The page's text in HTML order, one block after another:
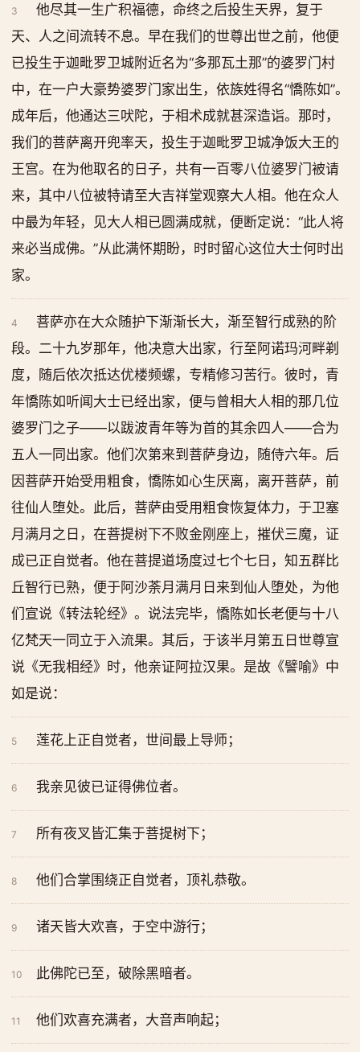
3
他尽其一生广积福德，命终之后投生天界，复于
天、人之间流转不息。早在我们的世尊出世之前，他便
已投生于迦毗罗卫城附近名为“多那瓦土那”的婆罗门村
中，在一户大豪势婆罗门家出生，依族姓得名“憍陈如”。
成年后，他通达三吠陀，于相术成就甚深造诣。那时，
我们的菩萨离开兜率天，投生于迦毗罗卫城净饭大王的
王宫。在为他取名的日子，共有一百零八位婆罗门被请
来，其中八位被特请至大吉祥堂观察大人相。他在众人
中最为年轻，见大人相已圆满成就，便断定说：“此人将
来必当成佛。”从此满怀期盼，时时留心这位大士何时出
家。
4
菩萨亦在大众随护下渐渐长大，渐至智行成熟的阶
段。二十九岁那年，他决意大出家，行至阿诺玛河畔剃
度，随后依次抵达优楼频螺，专精修习苦行。彼时，青
年憍陈如听闻大士已经出家，便与曾相大人相的那几位
婆罗门之子——以跋波青年等为首的其余四人——合为
五人一同出家。他们次第来到菩萨身边，随侍六年。后
因菩萨开始受用粗食，憍陈如心生厌离，离开菩萨，前
往仙人堕处。此后，菩萨由受用粗食恢复体力，于卫塞
月满月之日，在菩提树下不败金刚座上，摧伏三魔，证
成已正自觉者。他在菩提道场度过七个七日，知五群比
丘智行已熟，便于阿沙荼月满月日来到仙人堕处，为他
们宣说《转法轮经》。说法完毕，憍陈如长老便与十八
亿梵天一同立于入流果。其后，于该半月第五日世尊宣
说《无我相经》时，他亲证阿拉汉果。是故《譬喻》中
如是说：
5 莲花上正自觉者，世间最上导师；
6 我亲见彼已证得佛位者。
7 所有夜叉皆汇集于菩提树下；
8 他们合掌围绕正自觉者，顶礼恭敬。
9 诸天皆大欢喜，于空中游行；
10 此佛陀已至，破除黑暗者。
11 他们欢喜充满者，大音声响起；